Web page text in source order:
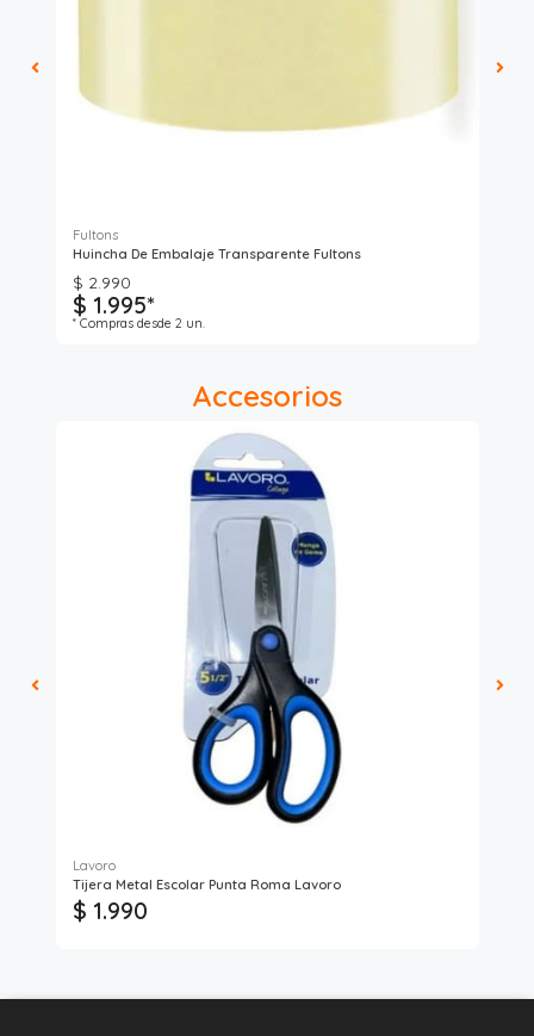
Fultons
Huincha De Embalaje Transparente Fultons
$ 2.990
$ 1.995*
* Compras desde 2 un.
Accesorios
Lavoro
Tijera Metal Escolar Punta Roma Lavoro
$ 1.990